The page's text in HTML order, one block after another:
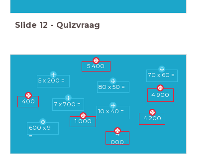
Slide 12 - Quizvraag
4 200
1 000
4 900
5 400
400
4
000
5 x 200 =
80 x 50 =
7 x 700 =
10 x 40 =
600 x 9
=
70 x 60 =